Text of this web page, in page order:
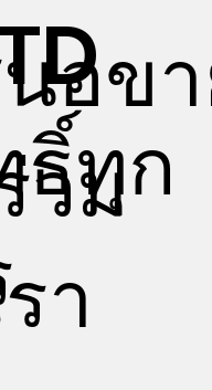
ธิ์ทุก
อข
วม
า